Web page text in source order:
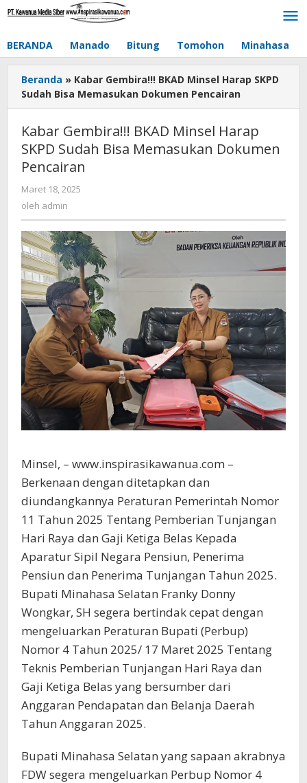
Lewati
BERANDA Manado Bitung Tomohon Minahasa
Beranda » Kabar Gembira!!! BKAD Minsel Harap SKPD
Sudah Bisa Memasukan Dokumen Pencairan
Kabar Gembira!!! BKAD Minsel Harap
SKPD Sudah Bisa Memasukan Dokumen
Pencairan
Maret 18, 2025
oleh admin
Minsel, – www.inspirasikawanua.com –
Berkenaan dengan ditetapkan dan
diundangkannya Peraturan Pemerintah Nomor
11 Tahun 2025 Tentang Pemberian Tunjangan
Hari Raya dan Gaji Ketiga Belas Kepada
Aparatur Sipil Negara Pensiun, Penerima
Pensiun dan Penerima Tunjangan Tahun 2025.
Bupati Minahasa Selatan Franky Donny
Wongkar, SH segera bertindak cepat dengan
mengeluarkan Peraturan Bupati (Perbup)
Nomor 4 Tahun 2025/ 17 Maret 2025 Tentang
Teknis Pemberian Tunjangan Hari Raya dan
Gaji Ketiga Belas yang bersumber dari
Anggaran Pendapatan dan Belanja Daerah
Tahun Anggaran 2025.
Bupati Minahasa Selatan yang sapaan akrabnya
FDW segera mengeluarkan Perbup Nomor 4